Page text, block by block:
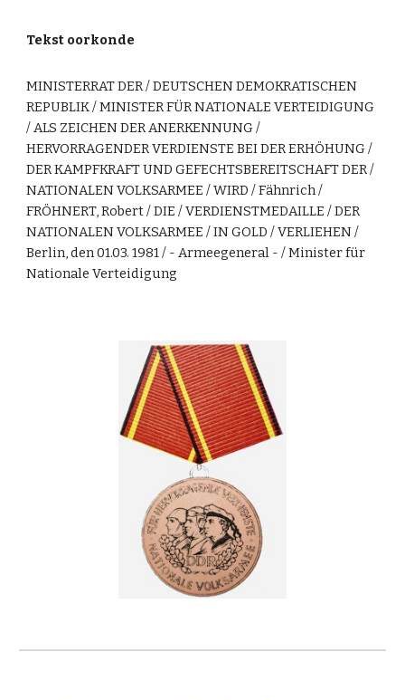
Tekst oorkonde
MINISTERRAT DER / DEUTSCHEN DEMOKRATISCHEN
REPUBLIK / MINISTER FÜR NATIONALE VERTEIDIGUNG
/ ALS ZEICHEN DER ANERKENNUNG /
HERVORRAGENDER VERDIENSTE BEI DER ERHÖHUNG /
DER KAMPFKRAFT UND GEFECHTSBEREITSCHAFT DER /
NATIONALEN VOLKSARMEE / WIRD / Fähnrich /
FRÖHNERT, Robert / DIE / VERDIENSTMEDAILLE / DER
NATIONALEN VOLKSARMEE / IN GOLD / VERLIEHEN /
Berlin, den 01.03. 1981 / - Armeegeneral - / Minister für
Nationale Verteidigung